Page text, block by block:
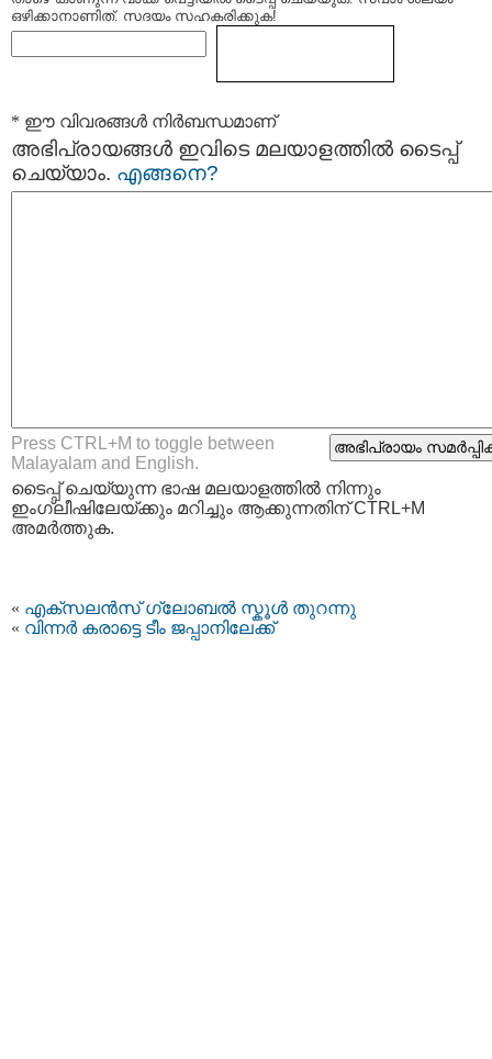
ഒഴിക്കാനാണിത്. സദയം സഹകരിക്കുക!
* ഈ വിവരങ്ങള്‍ നിര്‍ബന്ധമാണ്
അഭിപ്രായങ്ങള്‍ ഇവിടെ മലയാളത്തില്‍ ടൈപ്പ്
ചെയ്യാം. എങ്ങനെ?
Press CTRL+M to toggle between
Malayalam and English.
ടൈപ്പ്‌ ചെയ്യുന്ന ഭാഷ മലയാളത്തില്‍ നിന്നും
ഇംഗ്ലീഷിലേയ്ക്കും മറിച്ചും ആക്കുന്നതിന് CTRL+M
അമര്‍ത്തുക.
« എക്സലൻസ് ഗ്ലോബൽ സ്കൂൾ തുറന്നു
« വിന്നർ കരാട്ടെ ടീം ജപ്പാനിലേക്ക്